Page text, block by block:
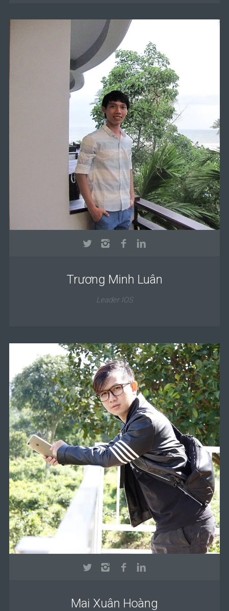
Trương Minh Luân
Leader IOS
Mai Xuân Hoàng